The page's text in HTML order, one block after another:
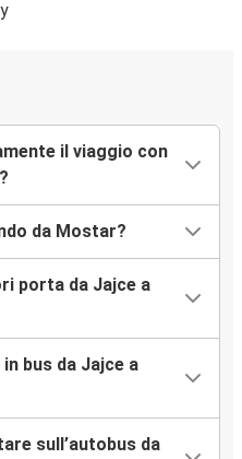
il viaggio con
da Mostar?
porta da Jajce a
bus da Jajce a
sull’autobus da